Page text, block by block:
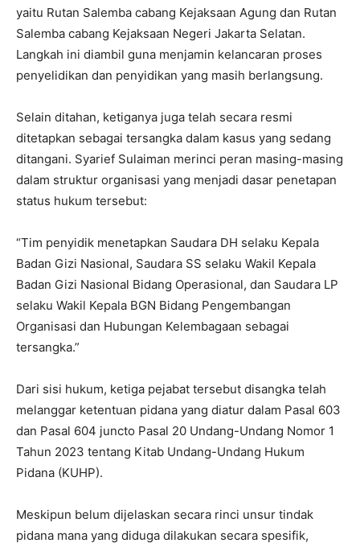
yaitu Rutan Salemba cabang Kejaksaan Agung dan Rutan
Salemba cabang Kejaksaan Negeri Jakarta Selatan.
Langkah ini diambil guna menjamin kelancaran proses
penyelidikan dan penyidikan yang masih berlangsung.
Selain ditahan, ketiganya juga telah secara resmi
ditetapkan sebagai tersangka dalam kasus yang sedang
ditangani. Syarief Sulaiman merinci peran masing-masing
dalam struktur organisasi yang menjadi dasar penetapan
status hukum tersebut:
“Tim penyidik menetapkan Saudara DH selaku Kepala
Badan Gizi Nasional, Saudara SS selaku Wakil Kepala
Badan Gizi Nasional Bidang Operasional, dan Saudara LP
selaku Wakil Kepala BGN Bidang Pengembangan
Organisasi dan Hubungan Kelembagaan sebagai
tersangka.”
Dari sisi hukum, ketiga pejabat tersebut disangka telah
melanggar ketentuan pidana yang diatur dalam Pasal 603
dan Pasal 604 juncto Pasal 20 Undang-Undang Nomor 1
Tahun 2023 tentang Kitab Undang-Undang Hukum
Pidana (KUHP).
Meskipun belum dijelaskan secara rinci unsur tindak
pidana mana yang diduga dilakukan secara spesifik,